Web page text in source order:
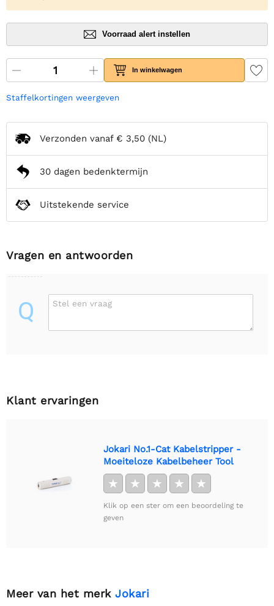
Voorraad alert instellen
In winkelwagen
Staffelkortingen weergeven
Verzonden vanaf € 3,50 (NL)
30 dagen bedenktermijn
Uitstekende service
Vragen en antwoorden
Q Stel een vraag
Klant ervaringen
Jokari No.1-Cat Kabelstripper -
Moeiteloze Kabelbeheer Tool
★ ★ ★ ★ ★
Klik op een ster om een beoordeling te
geven
Meer van het merk Jokari